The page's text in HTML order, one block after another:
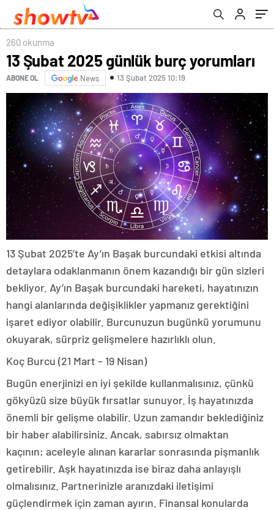
260 okunma
13 Şubat 2025 günlük burç yorumları
ABONE OL News 13 Şubat 2025 10:19
13 Şubat 2025’te Ay’ın Başak burcundaki etkisi altında
detaylara odaklanmanın önem kazandığı bir gün sizleri
bekliyor. Ay’ın Başak burcundaki hareketi, hayatınızın
hangi alanlarında değişiklikler yapmanız gerektiğini
işaret ediyor olabilir. Burcunuzun bugünkü yorumunu
okuyarak, sürpriz gelişmelere hazırlıklı olun.
Koç Burcu (21 Mart – 19 Nisan)
Bugün enerjinizi en iyi şekilde kullanmalısınız, çünkü
gökyüzü size büyük fırsatlar sunuyor. İş hayatınızda
önemli bir gelişme olabilir. Uzun zamandır beklediğiniz
bir haber alabilirsiniz. Ancak, sabırsız olmaktan
kaçının; aceleyle alınan kararlar sonrasında pişmanlık
getirebilir. Aşk hayatınızda ise biraz daha anlayışlı
olmalısınız. Partnerinizle aranızdaki iletişimi
güçlendirmek için zaman ayırın. Finansal konularda